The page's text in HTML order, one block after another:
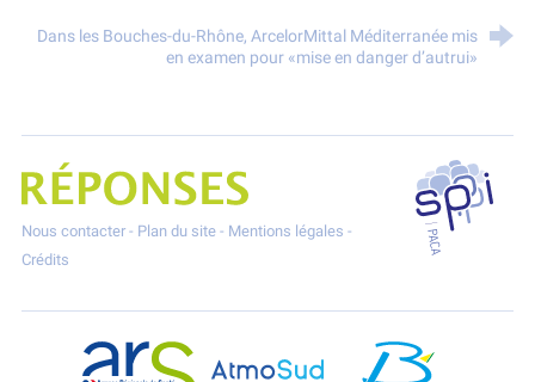
Dans les Bouches-du-Rhône, ArcelorMittal Méditerranée mis
en examen pour «mise en danger d’autrui»
Projet Réponses - Réduire les POllutioNs en Santé Environnement
Nous contacter- Plan du site- Mentions légales -
Crédits
SPPPI
ARS Paca AtmoSud Berre l'Etang